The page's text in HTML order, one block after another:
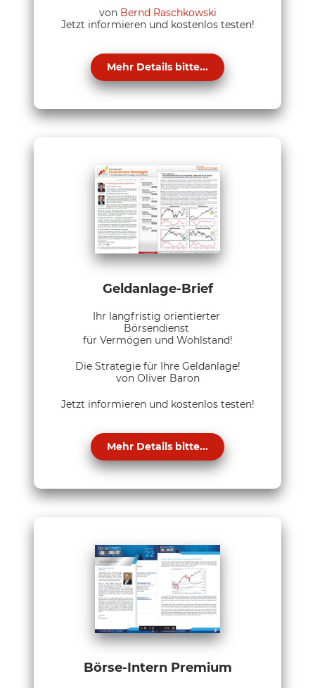
von Bernd Raschkowski
Jetzt informieren und kostenlos testen!
Mehr Details bitte...
Geldanlage-Brief
Ihr langfristig orientierter
Börsendienst
für Vermögen und Wohlstand!
Die Strategie für Ihre Geldanlage!
von Oliver Baron
Jetzt informieren und kostenlos testen!
Mehr Details bitte...
Börse-Intern Premium